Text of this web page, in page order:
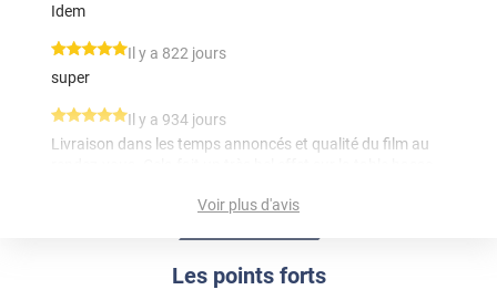
Les points forts
Idem
*****
Il y a 822 jours
super
*****
Il y a 934 jours
Livraison dans les temps annoncés et qualité du film au
produit correspond parfaitement à mes attentes
Voir plus d'avis